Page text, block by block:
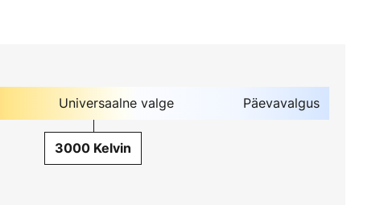
Universaalne valge Päevavalgus
3000 Kelvin